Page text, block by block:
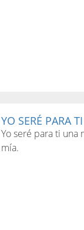
YO SERÉ PARA
Yo seré para ti una
mía.